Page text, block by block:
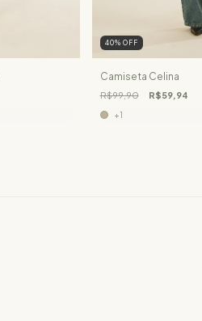
40% OFF
Camiseta Celina
R$99,90 R$59,94
+1